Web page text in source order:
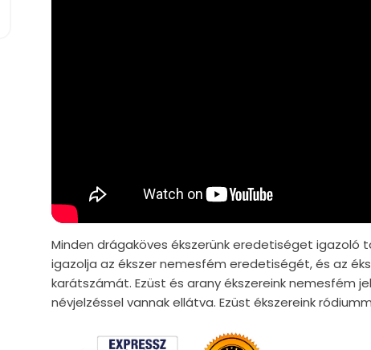
Minden drágaköves ékszerünk eredetiséget igazoló
igazolja az ékszer nemesfém eredetiségét, és az
karátszámát. Ezüst és arany ékszereink nemesfém
névjelzéssel vannak ellátva. Ezüst ékszereink